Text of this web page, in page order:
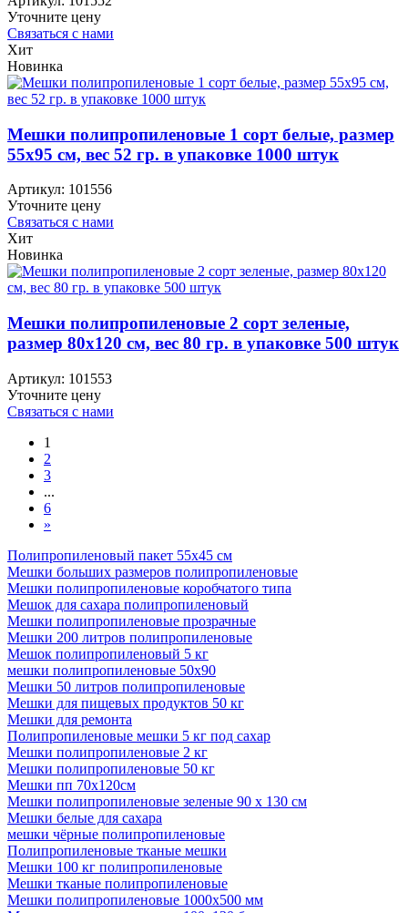
Уточните цену
Связаться с нами
Хит
Новинка
Мешки полипропиленовые 1 сорт белые, размер
55х95 см, вес 52 гр. в упаковке 1000 штук
Артикул: 101556
Уточните цену
Связаться с нами
Хит
Новинка
Мешки полипропиленовые 2 сорт зеленые,
размер 80х120 см, вес 80 гр. в упаковке 500 штук
Артикул: 101553
Уточните цену
Связаться с нами
1
2
3
...
6
»
Полипропиленовый пакет 55х45 см
Мешки больших размеров полипропиленовые
Мешки полипропиленовые коробчатого типа
Мешок для сахара полипропиленовый
Мешки полипропиленовые прозрачные
Мешки 200 литров полипропиленовые
Мешок полипропиленовый 5 кг
мешки полипропиленовые 50х90
Мешки 50 литров полипропиленовые
Мешки для пищевых продуктов 50 кг
Мешки для ремонта
Полипропиленовые мешки 5 кг под сахар
Мешки полипропиленовые 2 кг
Мешки полипропиленовые 50 кг
Мешки пп 70x120см
Мешки полипропиленовые зеленые 90 x 130 см
Мешки белые для сахара
мешки чёрные полипропиленовые
Полипропиленовые тканые мешки
Мешки 100 кг полипропиленовые
Мешки тканые полипропиленовые
Мешки полипропиленовые 1000х500 мм